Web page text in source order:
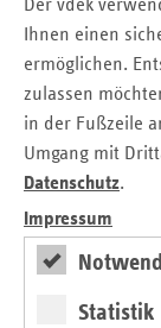
Der vdek
Ihnen einen
ermöglichen.
zulassen
in der Fußzeile
Umgang mit
Datenschutz.
Impressum
Statistik
neue
Ein weiteres
zwischen Stadt
Praxisaufkaufs
erwiesen; sie
Regelung
werden, der die
einem